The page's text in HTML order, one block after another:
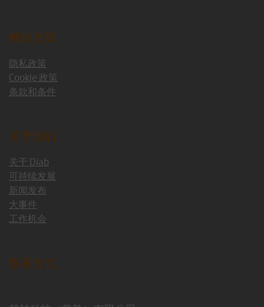
戴铂政策
隐私政策
Cookie 政策
条款和条件
关于我们
关于 Diab
可持续发展
新闻发布
大事件
工作机会
联系方式